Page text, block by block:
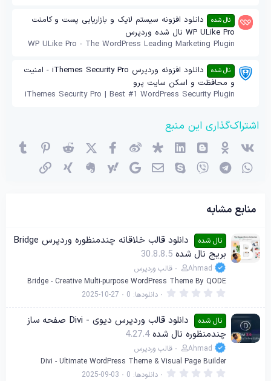
نال شده
دانلود افزونه سیستم لایک و بازاریابی پست و کامنت
WP ULike Pro نال شده وردپرس
WP ULike Pro - The WordPress Leading Marketing Plugin
نال شده
دانلود افزونه وردپرس iThemes Security Pro - امنیت
و محافظت و اسکن سایت پرو
iThemes Security Pro | Best #1 WordPress Security Plugin
اشتراک‌گذاری این منبع
وی‌کی اوکی (OK) بلاگر لینکدین دیاسپورا ویبو فیسبوک ردیت پینترست
واتساپ
تلگرام وایبر اسکایپ ایمیل گوگل یاهو اِورنُت زینگ
منابع مشابه
نال شده
دانلود قالب خلاقانه چندمنظوره وردپرس Bridge
بریج نال شده 30.8.8.5
Ahmad
قالب وردپرس
Bridge - Creative Multi-purpose WordPress Theme By QODE
0
0
0
س
ت
ا
ر
ه
دانلودها 0
2025-10-27
نال شده
دانلود قالب وردپرس دیوی - Divi صفحه ساز
چندمنظوره نال شده 4.27.4
Ahmad
قالب وردپرس
Divi - Ultimate WordPress Theme & Visual Page Builder
0 دانلودها 0
2025-09-03